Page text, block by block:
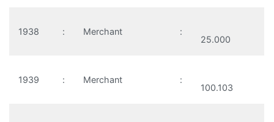
1938 : Merchant :
25.000
1939 : Merchant :
100.103